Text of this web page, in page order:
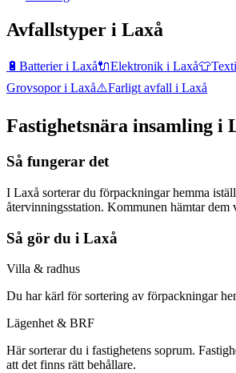
Avfallstyper i Laxå
🔋 Batterieri Laxå🔌Elektronik i Laxå👕
Grovsopori Laxå⚠️Farligt avfall i Laxå
Fastighetsnära insamling i
Så fungerar det
I Laxå sorterar du förpackningar hemma
återvinningsstation. Kommunen hämtar dem
Så gör du i Laxå
Villa & radhus
Du har kärl för sortering av förpackningar
Lägenhet & BRF
Här sorterar du i fastighetens soprum.
att det finns rätt behållare.